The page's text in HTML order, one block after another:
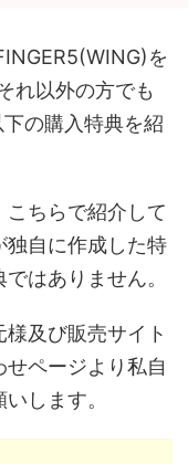
を
れ以外の方でも
の購入特典を紹
ちらで紹介して
独自に作成した特
はありません。
及び販売サイト
ページより私自
します。